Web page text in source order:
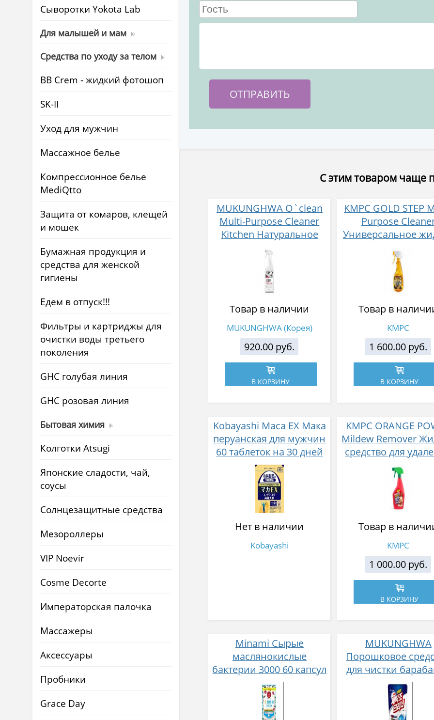
Cыворотки Yokota Lab
Для малышей и мам
Средства по уходу за телом
BB Crem - жидкий фотошоп
SK-II
Уход для мужчин
Массажное белье
Компрессионное белье
MediQtto
Защита от комаров, клещей
и мошек
Бумажная продукция и
средства для женской
гигиены
Едем в отпуск!!!
Фильтры и картриджы для
очистки воды третьего
поколения
GHC голубая линия
GHC розовая линия
Бытовая химия
Колготки Atsugi
Японские сладости, чай,
соусы
Солнцезащитные средства
Мезороллеры
VIP Noevir
Cosme Decorte
Императорская палочка
Массажеры
Аксессуары
Пробники
Grace Day
С этим товаром чаще
MUKUNGHWA O`clean
Multi-Purpose Cleaner
Kitchen Натуральное
экологически
безопасное
многоцелевое
чистящее средство для
Товар в наличии
MUKUNGHWA (Корея)
920.00 руб.
В КОРЗИНУ
KMPC GOLD STEP
Purpose
Универсальное
чистящее средство
дома с частицами
золота 550 мл
Товар в
KMPC
1 600.00 руб.
В КОРЗИНУ
Kobayashi Maca EX Мака
перуанская для мужчин
60 таблеток на 30 дней
приема
Нет в наличии
Kobayashi
KMPC ORANGE
Mildew Remover
средство для
плесени c
апельсиновым
600 мл
Товар в
KMPC
1 000.00 руб.
В КОРЗИНУ
Minami Сырые
маслянокислые
бактерии 3000 60 капсул
на 30 дней приема
MUKUNGHWA
Порошковое
для чистки
стиральных машин
гр